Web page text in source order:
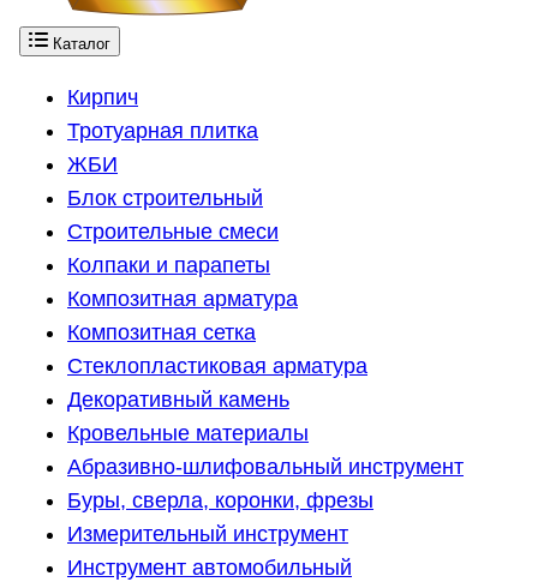
Каталог
Кирпич
Тротуарная плитка
ЖБИ
Блок строительный
Строительные смеси
Колпаки и парапеты
Композитная арматура
Композитная сетка
Стеклопластиковая арматура
Декоративный камень
Кровельные материалы
Абразивно-шлифовальный инструмент
Буры, сверла, коронки, фрезы
Измерительный инструмент
Инструмент автомобильный